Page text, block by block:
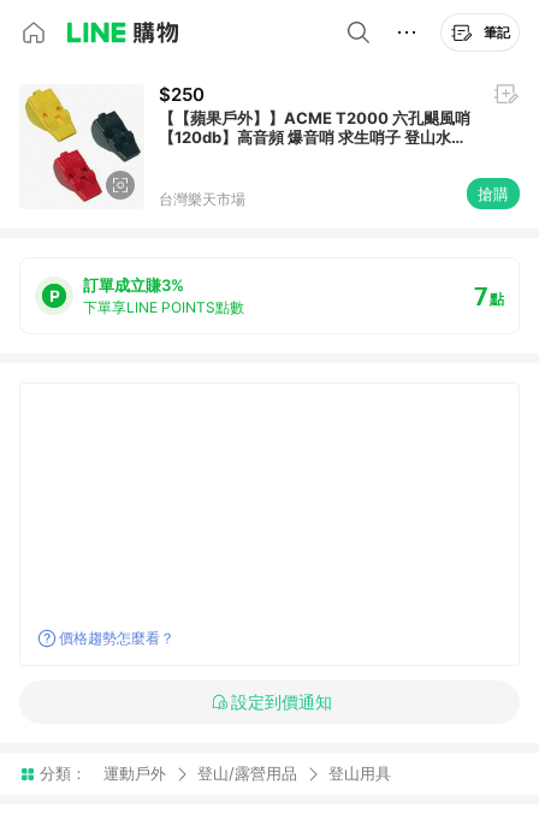
筆記
$250
【【蘋果戶外】】ACME T2000 六孔颶風哨
【120db】高音頻 爆音哨 求生哨子 登山水上
台灣樂天市場 搶購
訂單成立賺3%
下單享LINE POINTS點數 7點
價格趨勢怎麼看？
設定到價通知
分類： 運動戶外 登山/露營用品 登山用具